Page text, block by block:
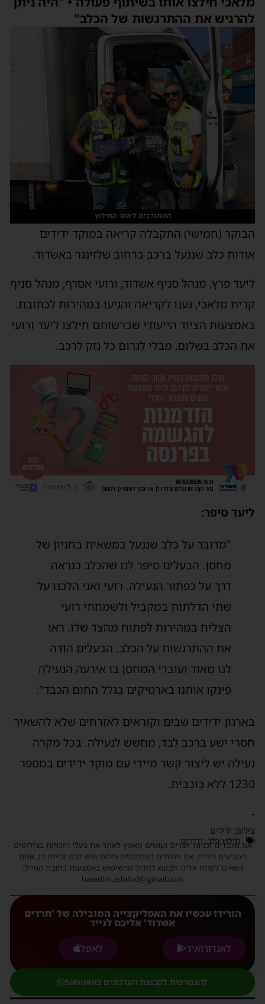
להרגיש את ההתרגשות של הכלב"
המתנדבים לאחר החילוץ
הבוקר (חמישי) התקבלה קריאה במוקד ידידים
אודות כלב שננעל ברכב ברחוב שלזינגר באשדוד.
ליעד פרץ, מנהל סניף אשדוד, ורועי אסרף, מנהל סניף
קרית מלאכי, נענו לקריאה והגיעו במהירות לכתובת.
באמצעות הציוד הייעודי שברשותם חילצו ליעד ורועי
את הכלב בשלום, מבלי לגרום כל נזק לרכב.
ליעד סיפר:
"מדובר על כלב שננעל במשאית בחניון של
מחסן. הבעלים סיפר לנו שהכלב כנראה
דרך על כפתור הנעילה. רועי ואני הלכנו על
שתי הדלתות במקביל ולשמחתי רועי
הצליח במהירות לפתוח מהצד שלו. ראו
את ההתרגשות על הכלב. הבעלים הודה
לנו מאוד ועובדי המחסן בו אירעה הנעילה
פינקו אותנו בארטיקים בגלל החום הכבד".
בארגון ידידים שבים וקוראים לאזרחים שלא להשאיר
חסרי ישע ברכב לבד, מחשש לנעילה. בכל מקרה
נעילה יש ליצור קשר מיידי עם מוקד ידידים במספר
1230 ללא כוכבית.
-
צילום: ידידים
חילוץ כלב, ידידים
אנו מכבדים זכויות יוצרים ועושים מאמץ לאתר את בעלי הזכויות בצילומים
המגיעים לידינו. אם זיהיתים בפרסומינו צילום שיש לכם זכויות בו, אתם
רשאים לפנות אלינו ולבקש לחדול מהשימוש באמצעות כתובת המייל:
haredim.ashdod@gmail.com
הורידו עכשיו את האפליקצייה המובילה של 'חרדים
אשדוד' אליכם לנייד
לאנדורואיד
לאפל
להצטרפות לקבוצת העדכונים בוואטסאפ